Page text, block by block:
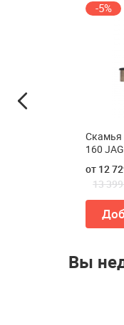
-5%
Скамья
160
от 12
13
Вы